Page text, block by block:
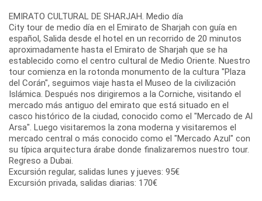
EMIRATO CULTURAL DE SHARJAH. Medio día
City tour de medio día en el Emirato de Sharjah con guía en
español, Salida desde el hotel en un recorrido de 20 minutos
aproximadamente hasta el Emirato de Sharjah que se ha
establecido como el centro cultural de Medio Oriente. Nuestro
tour comienza en la rotonda monumento de la cultura "Plaza
del Corán", seguimos viaje hasta el Museo de la civilización
Islámica. Después nos dirigiremos a la Corniche, visitando el
mercado más antiguo del emirato que está situado en el
casco histórico de la ciudad, conocido como el "Mercado de Al
Arsa". Luego visitaremos la zona moderna y visitaremos el
mercado central o más conocido como el "Mercado Azul" con
su típica arquitectura árabe donde finalizaremos nuestro tour.
Regreso a Dubai.
Excursión regular, salidas lunes y jueves: 95€
Excursión privada, salidas diarias: 170€